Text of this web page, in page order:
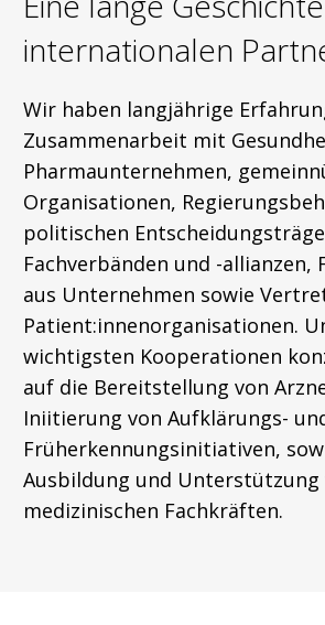
internationalen
Wir haben langjährige
Zusammenarbeit mit
Pharmaunternehmen,
Organisationen,
politischen
Fachverbänden und -allianzen,
aus Unternehmen sowie
Patient:innenorganisationen.
wichtigsten Kooperationen
auf die Bereitstellung von
Iniitierung von Aufklärungs-
Früherkennungsinitiativen,
Ausbildung und Unterstützung
medizinischen Fachkräften.